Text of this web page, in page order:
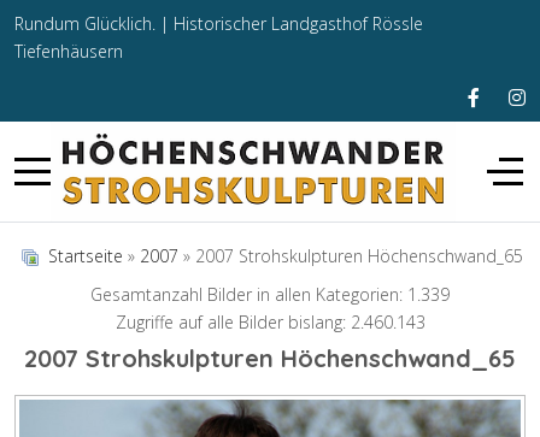
Rundum Glücklich. | Historischer Landgasthof Rössle
Tiefenhäusern
Startseite » 2007 » 2007 Strohskulpturen Höchenschwand_65
Gesamtanzahl Bilder in allen Kategorien: 1.339
Zugriffe auf alle Bilder bislang: 2.460.143
2007 Strohskulpturen Höchenschwand_65